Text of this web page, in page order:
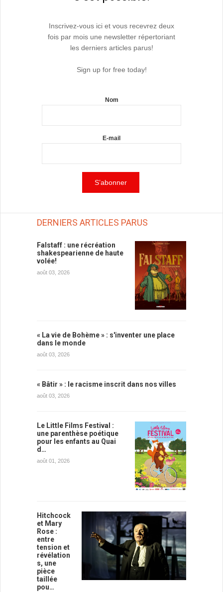
Inscrivez-vous ici et vous recevrez deux
fois par mois une newsletter répertoriant
les derniers articles parus!
Sign up for free today!
Nom
E-mail
DERNIERS ARTICLES PARUS
Falstaff : une récréation
shakespearienne de haute
volée!
août 03, 2026
« La vie de Bohème » : s'inventer une place
dans le monde
août 03, 2026
« Bâtir » : le racisme inscrit dans nos villes
août 03, 2026
Le Little Films Festival :
une parenthèse poétique
pour les enfants au Quai
d…
août 01, 2026
Hitchcock
et Mary
Rose :
entre
tension et
révélation
s, une
pièce
taillée
pou…